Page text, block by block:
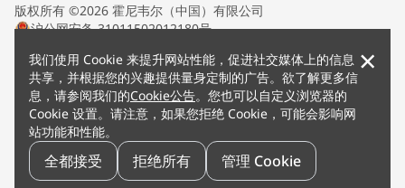
我们使用 Cookie 来提升网站性能，促进社交媒体上的信息
共享，并根据您的兴趣提供量身定制的广告。欲了解更多信
息，请参阅我们的Cookie公告。您也可以自定义浏览器的
Cookie 设置。请注意，如果您拒绝 Cookie，可能会影响网
站功能和性能。
全都接受 拒绝所有 管理 Cookie
×
版权所有 ©2026 霍尼韦尔（中国）有限公司
沪公网安备 31011502012180号
条款条约
隐私声明
您的隐私选项
霍尼韦尔科技Cookie通知
退订
漏洞报告